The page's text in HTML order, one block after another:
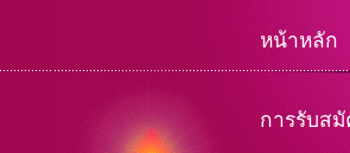
หน้าหลัก
การรับสมั